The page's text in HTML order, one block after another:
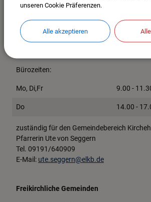
Zweibrückenstr. 38
91301 Forchheim
Tel.: 09191 / 727917
E-Mail:pfarramt.stjohannis.fo@elkb.de
Bürozeiten:
Mo, Di,Fr 9.00 -
Do 14.00 -
zuständig für den Gemeindebereich
Pfarrerin Ute von Seggern
Tel. 09191/640909
E-Mail: ute.seggern@elkb.de
Freikirchliche Gemeinden
unseren Cookie Präferenzen.
Alle akzeptieren